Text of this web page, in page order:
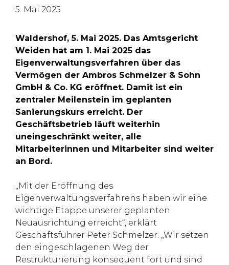
5. Mai 2025
Waldershof, 5. Mai 2025. Das Amtsgericht
Weiden hat am 1. Mai 2025 das
Eigenverwaltungsverfahren über das
Vermögen der Ambros Schmelzer & Sohn
GmbH & Co. KG eröffnet. Damit ist ein
zentraler Meilenstein im geplanten
Sanierungskurs erreicht. Der
Geschäftsbetrieb läuft weiterhin
uneingeschränkt weiter, alle
Mitarbeiterinnen und Mitarbeiter sind weiter
an Bord.
„Mit der Eröffnung des
Eigenverwaltungsverfahrens haben wir eine
wichtige Etappe unserer geplanten
Neuausrichtung erreicht“, erklärt
Geschäftsführer Peter Schmelzer. „Wir setzen
den eingeschlagenen Weg der
Restrukturierung konsequent fort und sind